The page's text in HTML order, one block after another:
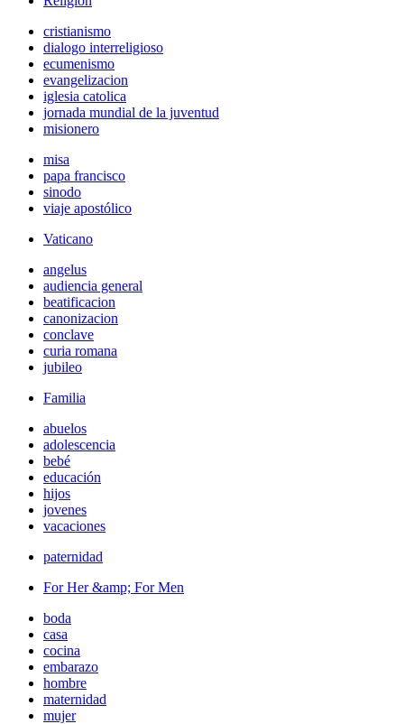
cristianismo
dialogo interreligioso
ecumenismo
evangelizacion
iglesia catolica
jornada mundial de la juventud
misionero
misa
papa francisco
sinodo
viaje apostólico
Vaticano
angelus
audiencia general
beatificacion
canonizacion
conclave
curia romana
jubileo
Familia
abuelos
adolescencia
bebé
educación
hijos
jovenes
vacaciones
paternidad
For Her &amp; For Men
boda
casa
cocina
embarazo
hombre
maternidad
mujer